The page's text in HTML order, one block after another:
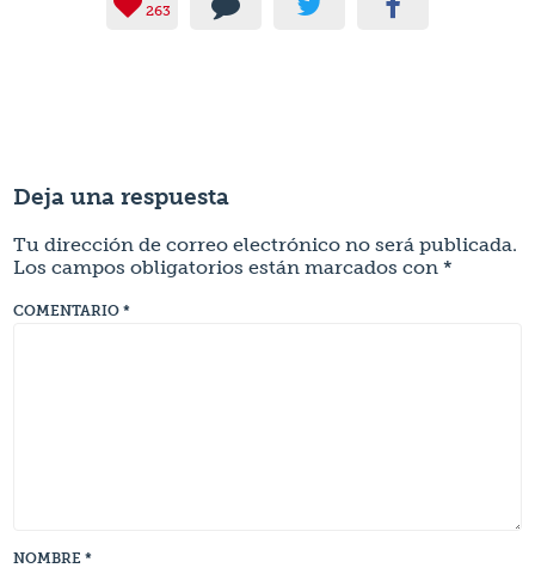
263
Deja una respuesta
Tu dirección de correo electrónico no será publicada.
Los campos obligatorios están marcados con*
COMENTARIO*
NOMBRE*